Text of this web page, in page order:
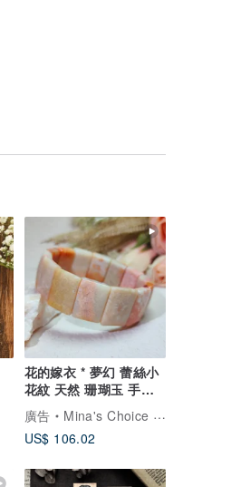
花的嫁衣 * 夢幻 蕾絲小
花紋 天然 珊瑚玉 手排
手環客製化禮物
廣告
Mina's Choice 明珊珍選
US$ 106.02